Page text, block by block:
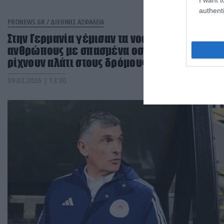
PRONEWS.GR / ΔΙΕΘΝΗΣ ΑΣΦΑΛΕΙΑ
Στην Γερμανία γέμισαν τα νοσοκομεία με
ανθρώπους με σπασμένα οστά! – Δεν
ρίχνουν αλάτι στους δρόμους!
09.02.2026 | 13:30